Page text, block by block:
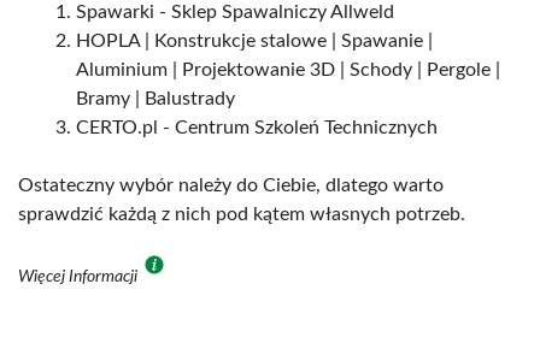
Spawarki - Sklep Spawalniczy Allweld
HOPLA | Konstrukcje stalowe | Spawanie |
Aluminium | Projektowanie 3D | Schody | Pergole |
Bramy | Balustrady
CERTO.pl - Centrum Szkoleń Technicznych
Ostateczny wybór należy do Ciebie, dlatego warto
sprawdzić każdą z nich pod kątem własnych potrzeb.
Więcej Informacji